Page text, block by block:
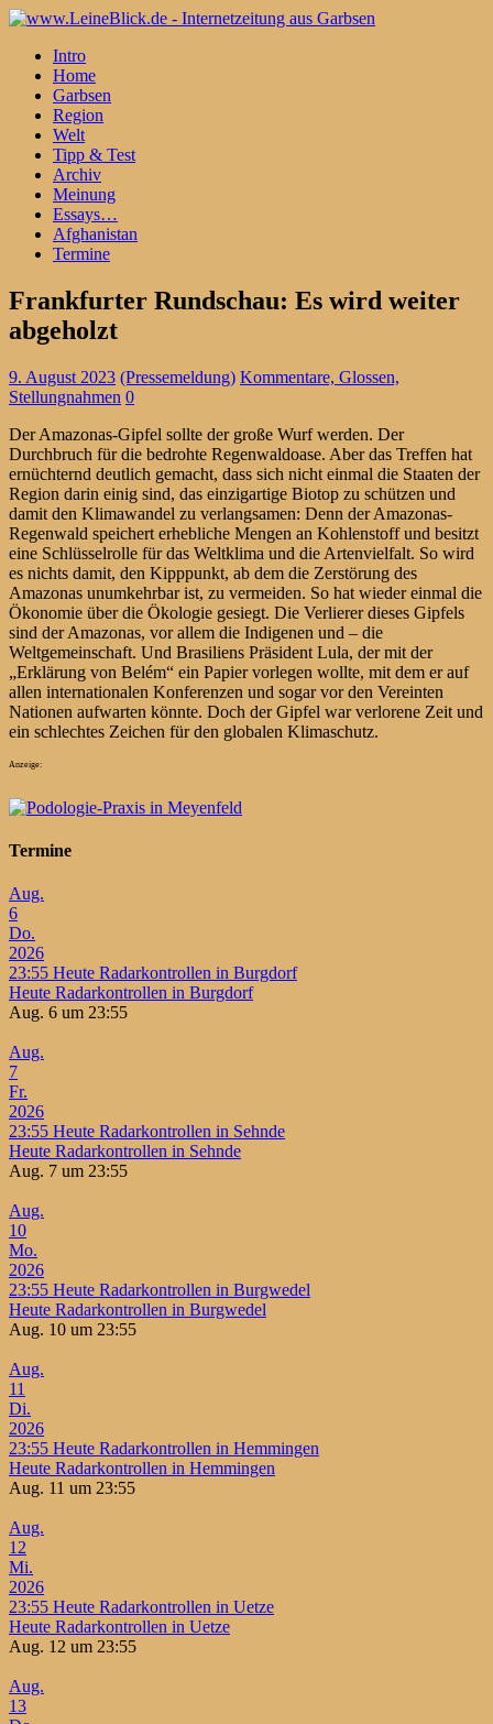
Intro
Home
Garbsen
Region
Welt
Tipp & Test
Archiv
Meinung
Essays…
Afghanistan
Termine
Frankfurter Rundschau: Es wird weiter
abgeholzt
9. August 2023 (Pressemeldung) Kommentare, Glossen,
Stellungnahmen 0
Der Amazonas-Gipfel sollte der große Wurf werden. Der
Durchbruch für die bedrohte Regenwaldoase. Aber das Treffen hat
ernüchternd deutlich gemacht, dass sich nicht einmal die Staaten der
Region darin einig sind, das einzigartige Biotop zu schützen und
damit den Klimawandel zu verlangsamen: Denn der Amazonas-
Regenwald speichert erhebliche Mengen an Kohlenstoff und besitzt
eine Schlüsselrolle für das Weltklima und die Artenvielfalt. So wird
es nichts damit, den Kipppunkt, ab dem die Zerstörung des
Amazonas unumkehrbar ist, zu vermeiden. So hat wieder einmal die
Ökonomie über die Ökologie gesiegt. Die Verlierer dieses Gipfels
sind der Amazonas, vor allem die Indigenen und – die
Weltgemeinschaft. Und Brasiliens Präsident Lula, der mit der
„Erklärung von Belém“ ein Papier vorlegen wollte, mit dem er auf
allen internationalen Konferenzen und sogar vor den Vereinten
Nationen aufwarten könnte. Doch der Gipfel war verlorene Zeit und
ein schlechtes Zeichen für den globalen Klimaschutz.
Anzeige:
Termine
Aug.
6
Do.
2026
23:55 Heute Radarkontrollen in Burgdorf
Heute Radarkontrollen in Burgdorf
Aug. 6 um 23:55
Aug.
7
Fr.
2026
23:55 Heute Radarkontrollen in Sehnde
Heute Radarkontrollen in Sehnde
Aug. 7 um 23:55
Aug.
10
Mo.
2026
23:55 Heute Radarkontrollen in Burgwedel
Heute Radarkontrollen in Burgwedel
Aug. 10 um 23:55
Aug.
11
Di.
2026
23:55 Heute Radarkontrollen in Hemmingen
Heute Radarkontrollen in Hemmingen
Aug. 11 um 23:55
Aug.
12
Mi.
2026
23:55 Heute Radarkontrollen in Uetze
Heute Radarkontrollen in Uetze
Aug. 12 um 23:55
Aug.
13